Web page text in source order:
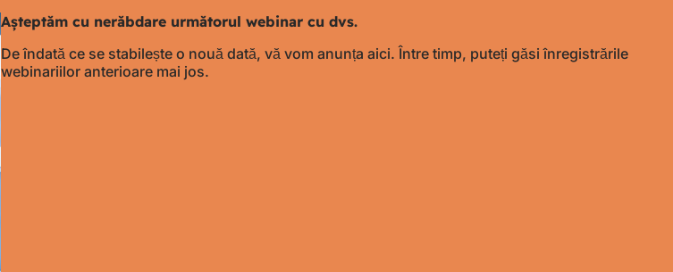
Așteptăm cu nerăbdare următorul webinar cu dvs.
De îndată ce se stabilește o nouă dată, vă vom anunța aici. Între timp, puteți găsi înregistrările
webinariilor anterioare mai jos.